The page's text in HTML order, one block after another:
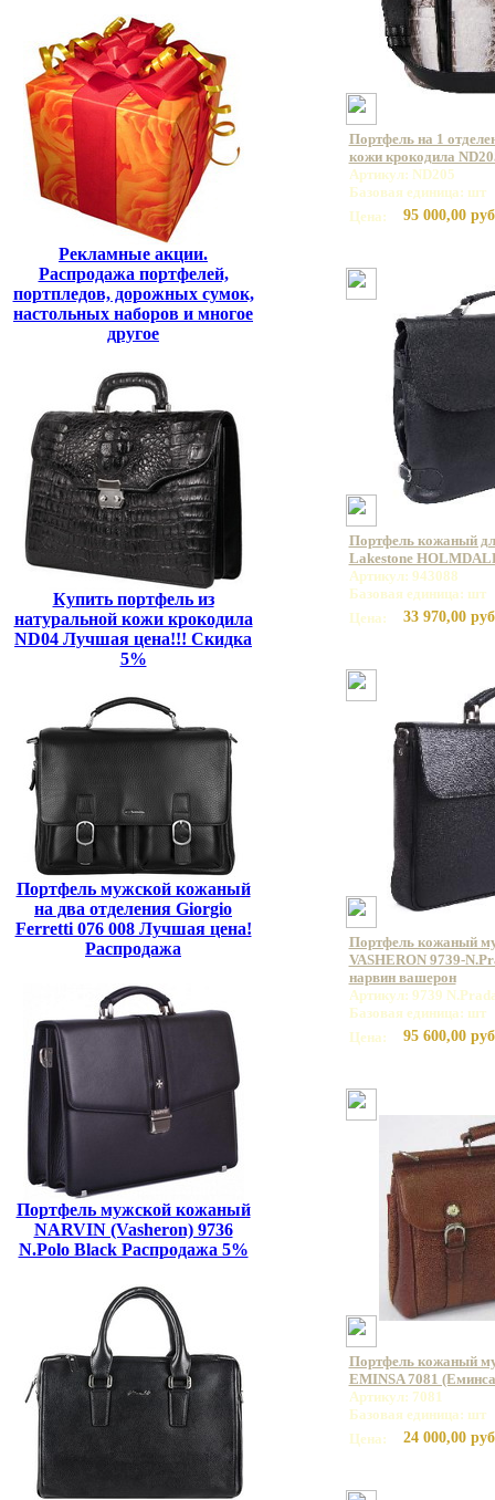
Рекламные акции.
Распродажа портфелей,
портпледов, дорожных сумок,
настольных наборов и многое
другое
Купить портфель из
натуральной кожи крокодила
ND04 Лучшая цена!!! Скидка
5%
Портфель мужской кожаный
на два отделения Giorgio
Ferretti 076 008 Лучшая цена!
Распродажа
Портфель мужской кожаный
NARVIN (Vasheron) 9736
N.Polo Black Распродажа 5%
Портфель на 1
кожи крокодила
Артикул: ND205
Базовая единица: шт
Цена:
95 000,00
Портфель кожаный
Lakestone
Артикул: 943088
Базовая единица: шт
Цена:
33 970,00
Портфель кожаный
VASHERON 9739-
нарвин вашерон
Артикул: 9739
Базовая единица: шт
Цена:
95 600,00
Портфель кожаный
EMINSA 7081
Артикул: 7081
Базовая единица: шт
Цена:
24 000,00